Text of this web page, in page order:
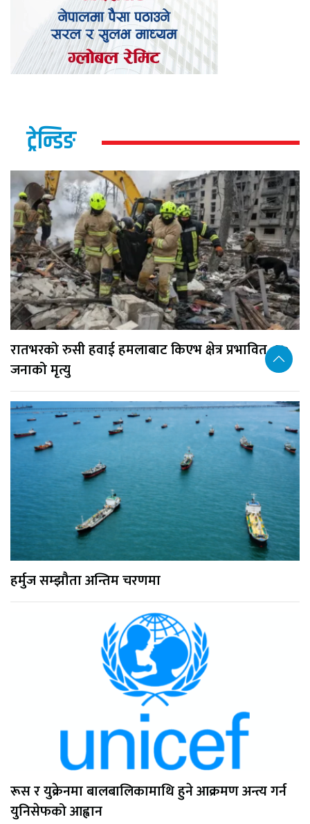
ट्रेन्डिङ
रातभरको रुसी हवाई हमलाबाट किएभ क्षेत्र प्रभावित, १७
जनाको मृत्यु
हर्मुज सम्झौता अन्तिम चरणमा
रूस र युक्रेनमा बालबालिकामाथि हुने आक्रमण अन्त्य गर्न
युनिसेफको आह्वान